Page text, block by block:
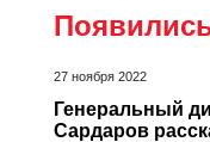
27 ноября 2022
Генеральный
Сардаров